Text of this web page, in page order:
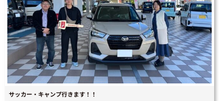
サッカー・キャンプ行きます！！